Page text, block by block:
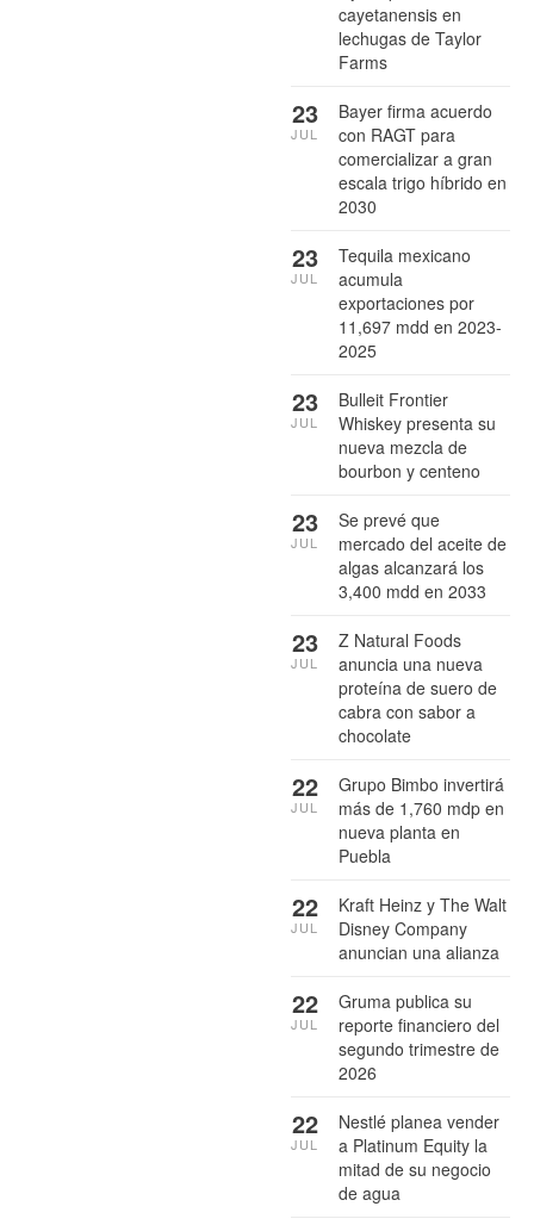
cayetanensis en
lechugas de Taylor
Farms
Bayer firma acuerdo
con RAGT para
comercializar a gran
escala trigo híbrido en
2030
23
JUL
Tequila mexicano
acumula
exportaciones por
11,697 mdd en 2023-
2025
23
JUL
Bulleit Frontier
Whiskey presenta su
nueva mezcla de
bourbon y centeno
23
JUL
Se prevé que
mercado del aceite de
algas alcanzará los
3,400 mdd en 2033
23
JUL
Z Natural Foods
anuncia una nueva
proteína de suero de
cabra con sabor a
chocolate
23
JUL
Grupo Bimbo invertirá
más de 1,760 mdp en
nueva planta en
Puebla
22
JUL
Kraft Heinz y The Walt
Disney Company
anuncian una alianza
22
JUL
Gruma publica su
reporte financiero del
segundo trimestre de
2026
22
JUL
Nestlé planea vender
a Platinum Equity la
mitad de su negocio
de agua
22
JUL